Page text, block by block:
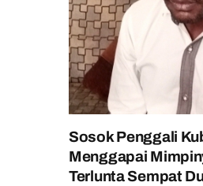
Sosok Penggali
Menggapai
Terlunta Sempat